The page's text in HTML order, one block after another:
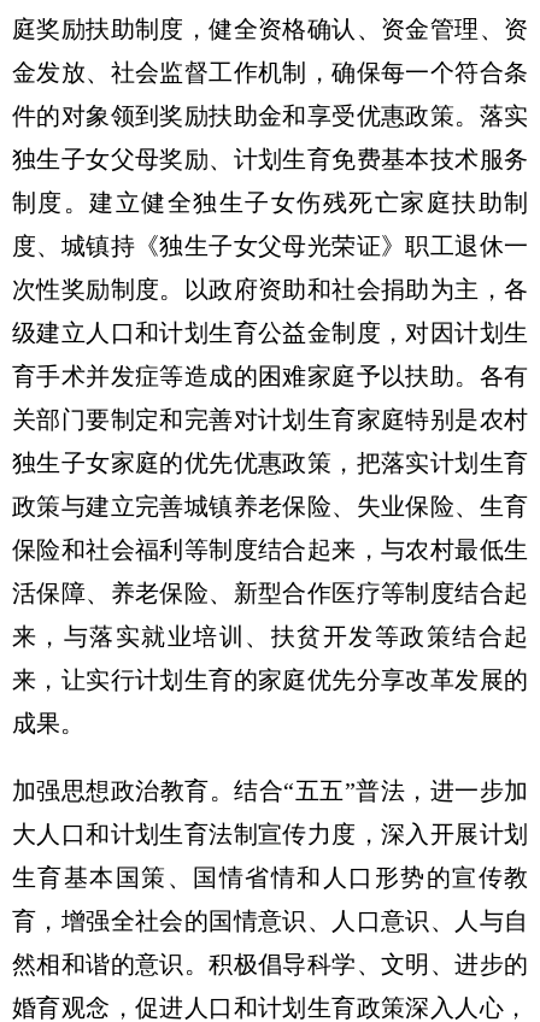
庭奖励扶助制度，健全资格确认、资金管理、资
金发放、社会监督工作机制，确保每一个符合条
件的对象领到奖励扶助金和享受优惠政策。落实
独生子女父母奖励、计划生育免费基本技术服务
制度。建立健全独生子女伤残死亡家庭扶助制
度、城镇持《独生子女父母光荣证》职工退休一
次性奖励制度。以政府资助和社会捐助为主，各
级建立人口和计划生育公益金制度，对因计划生
育手术并发症等造成的困难家庭予以扶助。各有
关部门要制定和完善对计划生育家庭特别是农村
独生子女家庭的优先优惠政策，把落实计划生育
政策与建立完善城镇养老保险、失业保险、生育
保险和社会福利等制度结合起来，与农村最低生
活保障、养老保险、新型合作医疗等制度结合起
来，与落实就业培训、扶贫开发等政策结合起
来，让实行计划生育的家庭优先分享改革发展的
成果。
加强思想政治教育。结合“五五”普法，进一步加
大人口和计划生育法制宣传力度，深入开展计划
生育基本国策、国情省情和人口形势的宣传教
育，增强全社会的国情意识、人口意识、人与自
然相和谐的意识。积极倡导科学、文明、进步的
婚育观念，促进人口和计划生育政策深入人心，